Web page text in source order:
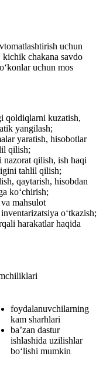
uchun
chakana savdo
uchun mos
qoldiqlarni kuzatish,
yangilash;
yaratish, hisobotlar
qilish;
qilish, ish haqi
tahlil qilish;
qaytarish, hisobdan
ko‘chirish;
mahsulot
o‘tkazish;
harakatlar haqida
foydalanuvchilarning
kam sharhlari
ba’zan dastur
ishlashida uzilishlar
bo‘lishi mumkin